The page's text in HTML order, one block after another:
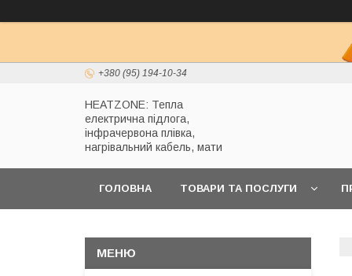
+380 (95) 194-10-34
HEATZONE: Тепла
електрична підлога,
інфрачервона плівка,
нагрівальний кабель, мати
ГОЛОВНА ТОВАРИ ТА ПОСЛУГИ